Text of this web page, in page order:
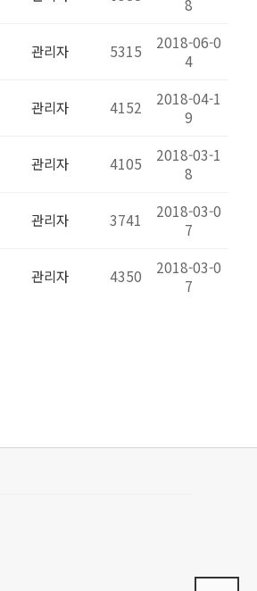
8
관리자 5315
2018-06-0
4
관리자 4152
2018-04-1
9
관리자 4105
2018-03-1
8
관리자 3741
2018-03-0
7
관리자 4350
2018-03-0
7